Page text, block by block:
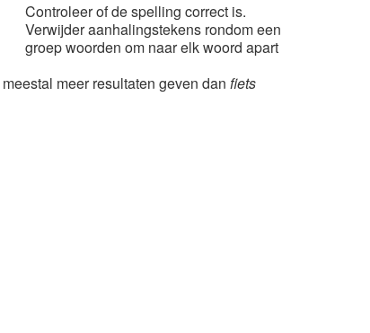
Controleer of de spelling correct is.
Verwijder aanhalingstekens rondom een
groep woorden om naar elk woord apart
meer resultaten geven dan fiets